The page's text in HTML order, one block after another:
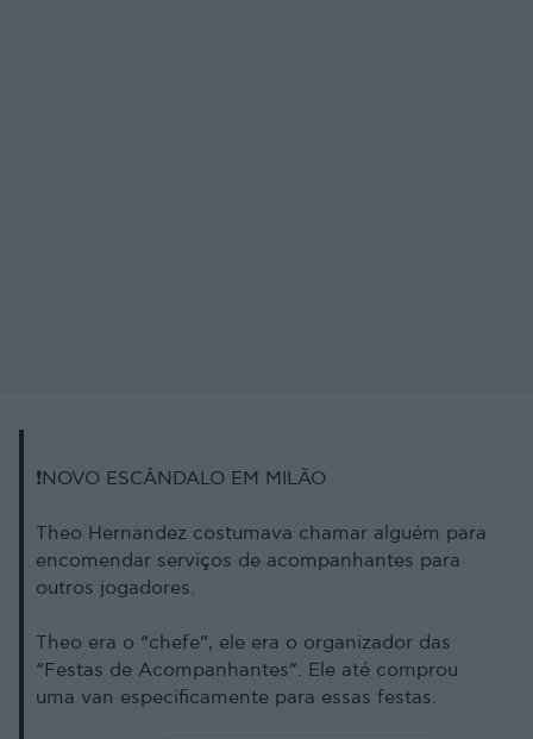
❗️NOVO ESCÂNDALO EM MILÃO
Theo Hernandez costumava chamar alguém para
encomendar serviços de acompanhantes para
outros jogadores.
Theo era o “chefe”, ele era o organizador das
“Festas de Acompanhantes”. Ele até comprou
uma van especificamente para essas festas.